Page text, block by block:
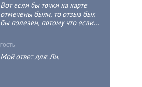
Вот если бы точки на карте
отмечены были, то отзыв был
бы полезен, потому что если
пересечение улиц Сумухвита,
как то из серии "есть, но найди
ГОСТЬ
Мой ответ для: Ли.